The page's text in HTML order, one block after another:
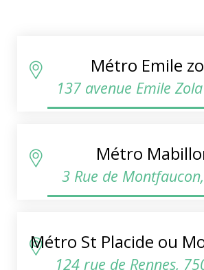
Métro Emile
137 avenue Emile
Métro
3 Rue de
Métro St Placide ou
124 rue de Rennes,